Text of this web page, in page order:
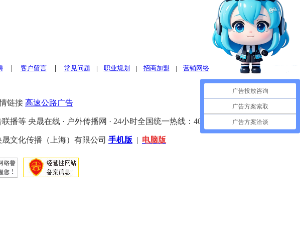
| 客户留言| 常见问题 | 职业规划 | 招商加盟 | 营销网络
链接 高速公路广告
联播等 央晟在线 · 户外传播网 · 24小时全国统一热线：400-7700-268
晟文化传播（上海）有限公司 手机版 | 电脑版
广告投放咨询
广告方案索取
广告方案洽谈